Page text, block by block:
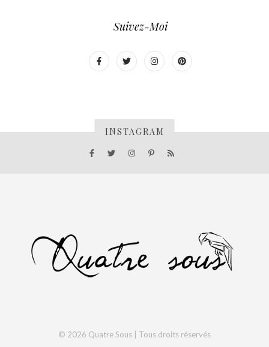
Suivez-Moi
INSTAGRAM
© 2026 Quatre Sous | Tous droits réservés